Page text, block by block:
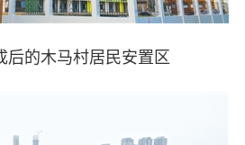
后的木马村居民安置区